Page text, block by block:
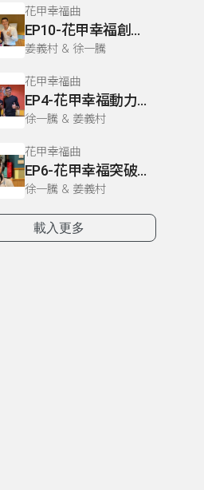
花甲幸福曲
EP10-花甲幸福創意：玩出生活中的健康與幸福感
姜義村 & 徐一騰
花甲幸福曲
EP4-花甲幸福動力：動出健康，老老家庭幸福到老
徐一騰 & 姜義村
花甲幸福曲
EP6-花甲幸福突破：從禁錮身體到擁抱自由幸福之路
徐一騰 & 姜義村
載入更多